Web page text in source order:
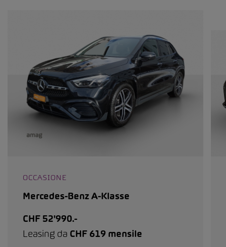
OCCASIONE
Mercedes-Benz A-Klasse
CHF 52'990.-
Leasing da CHF 619 mensile